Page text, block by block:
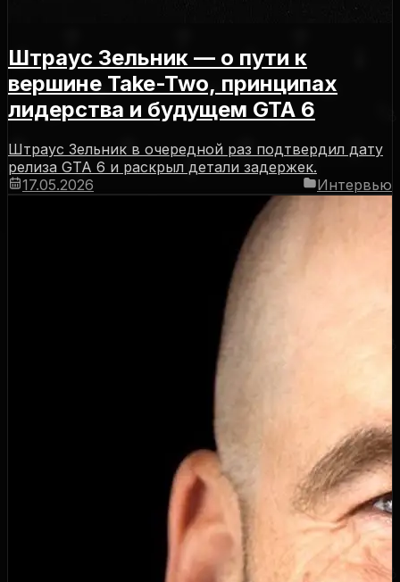
Штраус Зельник — о пути к
вершине Take-Two, принципах
лидерства и будущем GTA 6
Штраус Зельник в очередной раз подтвердил дату
релиза GTA 6 и раскрыл детали задержек.
17.05.2026
Интервью